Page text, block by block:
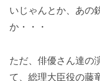
いじゃんとか、あの
か・・・
ただ、俳優さん達の
て、総理大臣役の藤